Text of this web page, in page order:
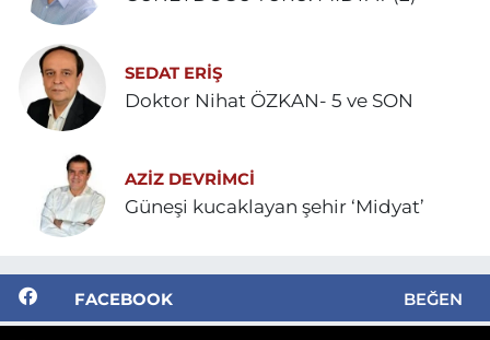
SEDAT ERİŞ
Doktor Nihat ÖZKAN- 5 ve SON
AZIZ DEVRIMCI
Güneşi kucaklayan şehir ‘Midyat’
FACEBOOK BEĞEN